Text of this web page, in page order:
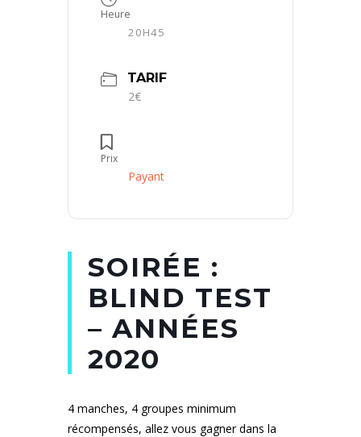
Heure
20H45
TARIF
2€
Prix
Payant
SOIRÉE :
BLIND TEST
– ANNÉES
2020
4 manches, 4 groupes minimum
récompensés, allez vous gagner dans la